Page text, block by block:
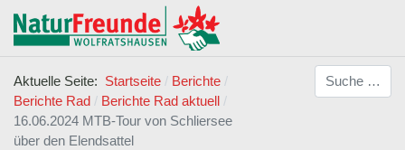
Aktuelle Seite: Startseite
Berichte
Berichte Rad
Berichte Rad aktuell
16.06.2024 MTB-Tour von Schliersee
über den Elendsattel
Suchen